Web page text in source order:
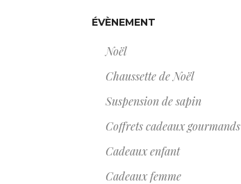
ÉVÈNEMENT
Noël
Chaussette de Noël
Suspension de sapin
Coffrets cadeaux gourmands
Cadeaux enfant
Cadeaux femme